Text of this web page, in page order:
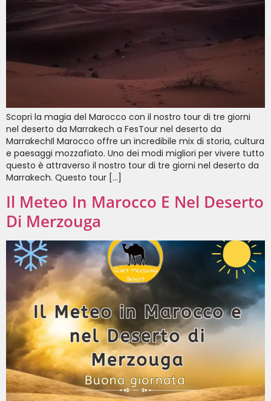
Scopri la magia del Marocco con il nostro tour di tre giorni
nel deserto da Marrakech a FesTour nel deserto da
MarrakechIl Marocco offre un incredibile mix di storia, cultura
e paesaggi mozzafiato. Uno dei modi migliori per vivere tutto
questo è attraverso il nostro tour di tre giorni nel deserto da
Marrakech. Questo tour […]
Il Meteo In Marocco E Nel Deserto
Di Merzouga